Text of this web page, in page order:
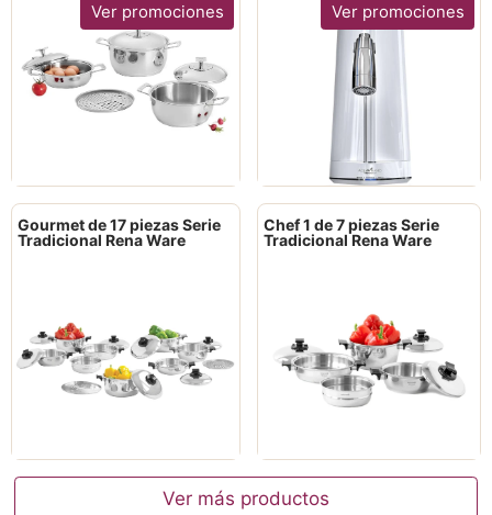
Ver promociones Ver promociones
Gourmet de 17 piezas Serie
Tradicional Rena Ware
Chef 1 de 7 piezas Serie
Tradicional Rena Ware
Ver más productos